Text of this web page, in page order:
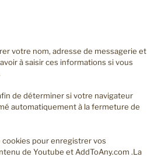
votre nom, adresse de messagerie et
à saisir ces informations si vous
de déterminer si votre navigateur
automatiquement à la fermeture de
pour enregistrer vos
de Youtube et AddToAny.com .La